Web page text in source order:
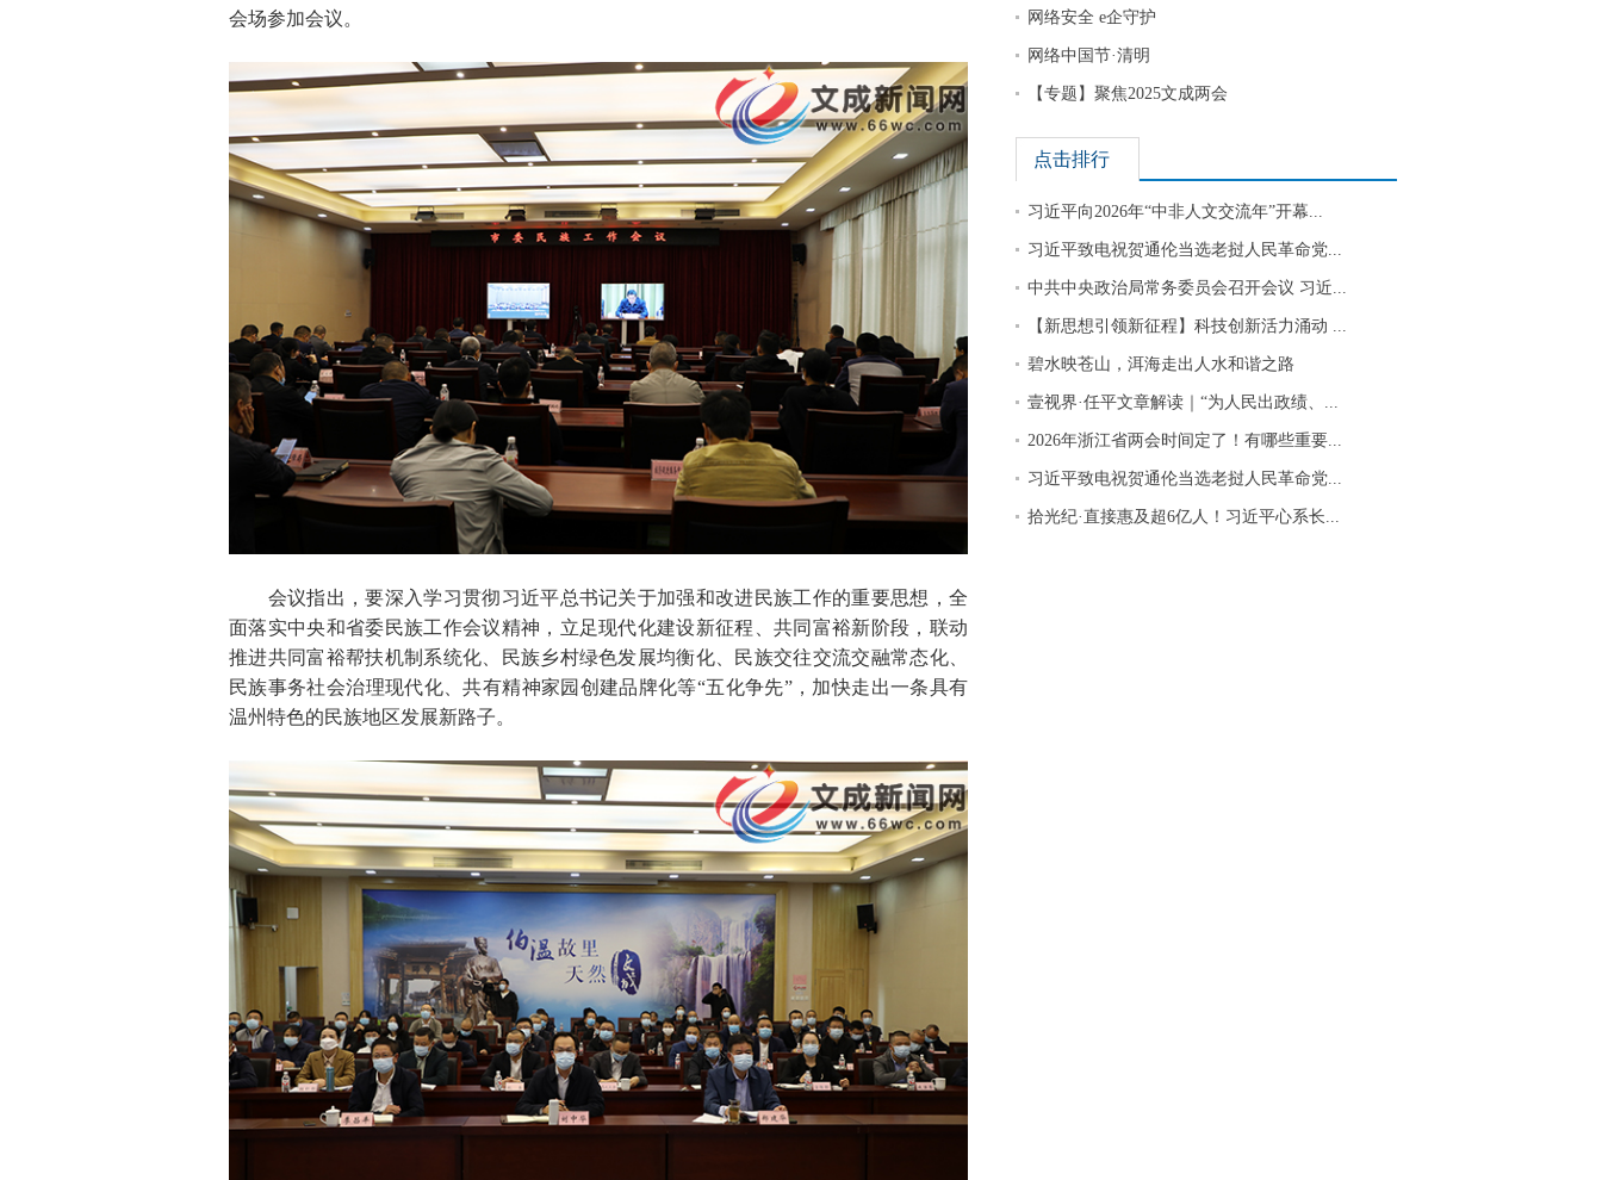
会场参加会议。
会议指出，要深入学习贯彻习近平总书记关于加强和改进民族工作的重要思想，全
面落实中央和省委民族工作会议精神，立足现代化建设新征程、共同富裕新阶段，联动
推进共同富裕帮扶机制系统化、民族乡村绿色发展均衡化、民族交往交流交融常态化、
民族事务社会治理现代化、共有精神家园创建品牌化等“五化争先”，加快走出一条具有
温州特色的民族地区发展新路子。
网络安全 e企守护
网络中国节·清明
【专题】聚焦2025文成两会
点击排行
习近平向2026年“中非人文交流年”开幕...
习近平致电祝贺通伦当选老挝人民革命党...
中共中央政治局常务委员会召开会议 习近...
【新思想引领新征程】科技创新活力涌动 ...
碧水映苍山，洱海走出人水和谐之路
壹视界·任平文章解读｜“为人民出政绩、...
2026年浙江省两会时间定了！有哪些重要...
习近平致电祝贺通伦当选老挝人民革命党...
拾光纪·直接惠及超6亿人！习近平心系长...